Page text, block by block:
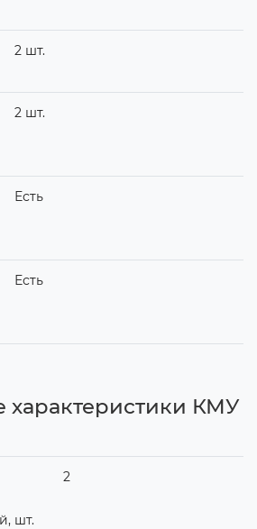
2 шт.
2 шт.
Есть
Есть
характеристики КМУ
шт.
2